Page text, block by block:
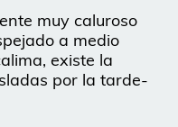
muy caluroso
a medio
existe la
por la tarde-